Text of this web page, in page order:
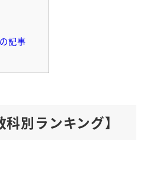
記事
科別ランキング】